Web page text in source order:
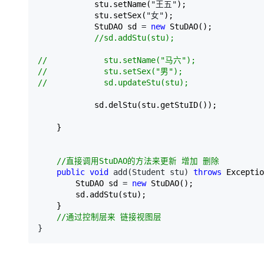
            stu.setName(
"王五");
            stu.setSex(
"女");
            StuDAO sd
= new StuDAO();
//sd.addStu(stu);
//
//
//
            sd.updateStu(stu);
            sd.delStu(stu.getStuID());
    }
//直接调用StuDAO的方法来更新 增加 删除
public void add(Student stu) throws
        StuDAO sd
= new StuDAO();
        sd.addStu(stu);
    }
//通过控制层来 链接视图层
}